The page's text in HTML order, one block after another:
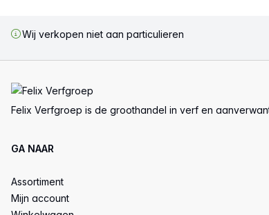
Wij verkopen niet aan particulieren
Felix Verfgroep is de groothandel in verf en
GA NAAR
Assortiment
Mijn account